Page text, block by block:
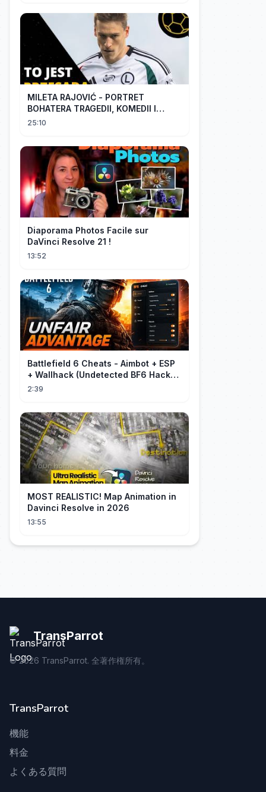
MILETA RAJOVIĆ - PORTRET
BOHATERA TRAGEDII, KOMEDII I
DRAMATU
25:10
Diaporama Photos Facile sur
DaVinci Resolve 21 !
13:52
Battlefield 6 Cheats - Aimbot + ESP
+ Wallhack (Undetected BF6 Hack
2026)
2:39
MOST REALISTIC! Map Animation in
Davinci Resolve in 2026
13:55
TransParrot
©2026 TransParrot. 全著作権所有。
TransParrot
機能
料金
よくある質問